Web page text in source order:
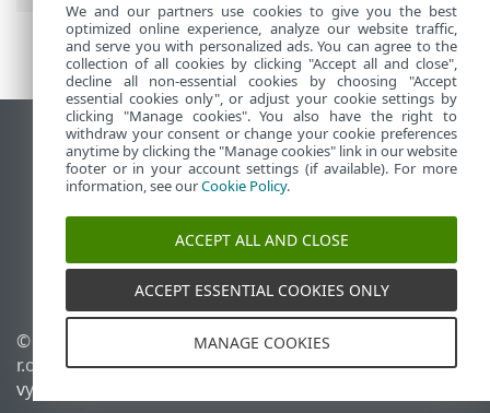
Zobrazit verzi pro počítač
End of Life
ESET Databáze znalostí
ESET Forum
ESET Status Portal
Regionální podpora
©
ESET, spol. s
r.o. - Všechna práva
vyhrazena.
Spravovat cookies
Zásady použití souborů
We and our partners use cookies to give you the best
optimized online experience, analyze our website traffic,
and serve you with personalized ads. You can agree to the
collection of all cookies by clicking "Accept all and close",
decline all non-essential cookies by choosing "Accept
essential cookies only", or adjust your cookie settings by
clicking "Manage cookies". You also have the right to
withdraw your consent or change your cookie preferences
anytime by clicking the "Manage cookies" link in our website
footer or in your account settings (if available). For more
information, see ourCookie Policy.
ACCEPT ALL AND CLOSE
ACCEPT ESSENTIAL COOKIES ONLY
MANAGE COOKIES